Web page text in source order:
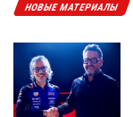
НОВЫЕ МАТЕРИАЛЫ